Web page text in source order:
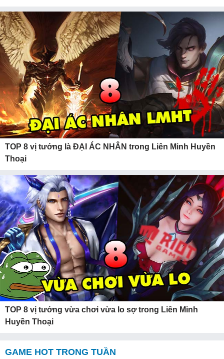
TOP 8 vị tướng là ĐẠI ÁC NHÂN trong Liên Minh Huyền
Thoại
TOP 8 vị tướng vừa chơi vừa lo sợ trong Liên Minh
Huyền Thoại
GAME HOT TRONG TUẦN